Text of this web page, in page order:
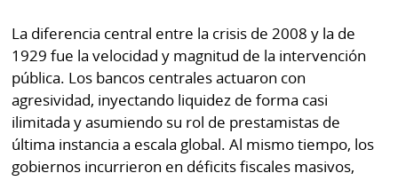
La diferencia central entre la crisis de 2008 y la de
1929 fue la velocidad y magnitud de la intervención
pública. Los bancos centrales actuaron con
agresividad, inyectando liquidez de forma casi
ilimitada y asumiendo su rol de prestamistas de
última instancia a escala global. Al mismo tiempo, los
gobiernos incurrieron en déficits fiscales masivos,